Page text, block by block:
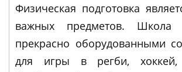
Физическая подготовка
важных предметов. Школа
прекрасно оборудованными
для игры в регби, хоккей,